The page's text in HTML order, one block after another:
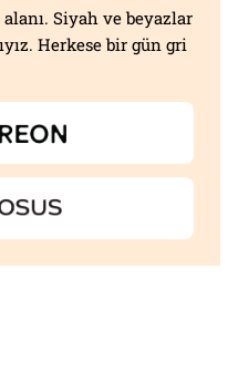
Siyah ve beyazlar
Herkese bir gün gri